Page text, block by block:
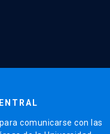
comunicarse con las